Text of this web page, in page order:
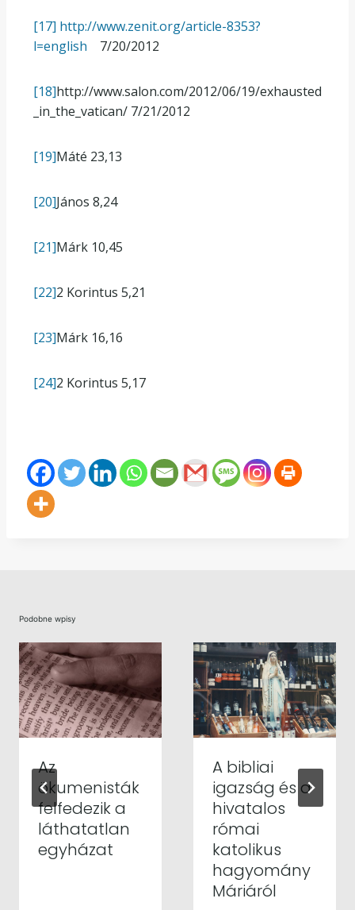
[17] http://www.zenit.org/article-8353?
l=english 7/20/2012
[18]http://www.salon.com/2012/06/19/exhausted
_in_the_vatican/ 7/21/2012
[19]Máté 23,13
[20]János 8,24
[21]Márk 10,45
[22]2 Korintus 5,21
[23]Márk 16,16
[24]2 Korintus 5,17
Podobne wpisy
Az
ökumenisták
felfedezik a
láthatatlan
egyházat
A bibliai
igazság és a
hivatalos
római
katolikus
hagyomány
Máriáról